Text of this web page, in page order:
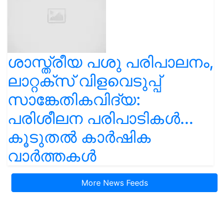
ശാസ്ത്രീയ പശു പരിപാലനം,
ലാറ്റക്സ് വിളവെടുപ്പ്
സാങ്കേതികവിദ്യ:
പരിശീലന പരിപാടികൾ...
കൂടുതൽ കാർഷിക
വാർത്തകൾ
More News Feeds